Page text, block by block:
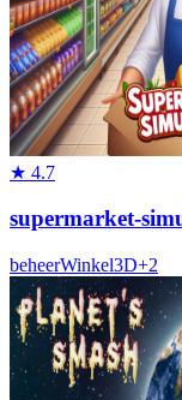
★ 4.7
supermarket-
beheerWinkel3D+2